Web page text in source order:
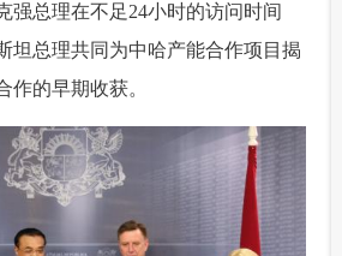
总理在不足24小时的访问时间
坦总理共同为中哈产能合作项目揭
作的早期收获。